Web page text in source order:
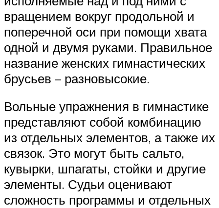
вращением вокруг продольной и
поперечной оси при помощи хвата
одной и двумя руками. Правильное
название женских гимнастических
брусьев – разновысокие.
Вольные упражнения в гимнастике
представляют собой комбинацию
из отдельных элементов, а также их
связок. Это могут быть сальто,
кувырки, шпагаты, стойки и другие
элементы. Судьи оценивают
сложность программы и отдельных